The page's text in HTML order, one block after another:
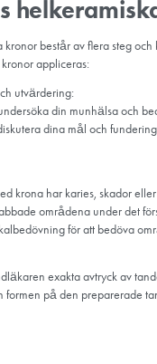
utseendet och
för patienter som
utseende.
för att återfå ett
täckning för att skydda
kan också
eller
lämpliga även för